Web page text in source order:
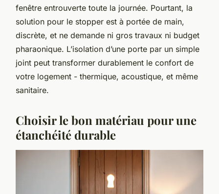
fenêtre entrouverte toute la journée. Pourtant, la
solution pour le stopper est à portée de main,
discrète, et ne demande ni gros travaux ni budget
pharaonique. L’isolation d’une porte par un simple
joint peut transformer durablement le confort de
votre logement - thermique, acoustique, et même
sanitaire.
Choisir le bon matériau pour une
étanchéité durable